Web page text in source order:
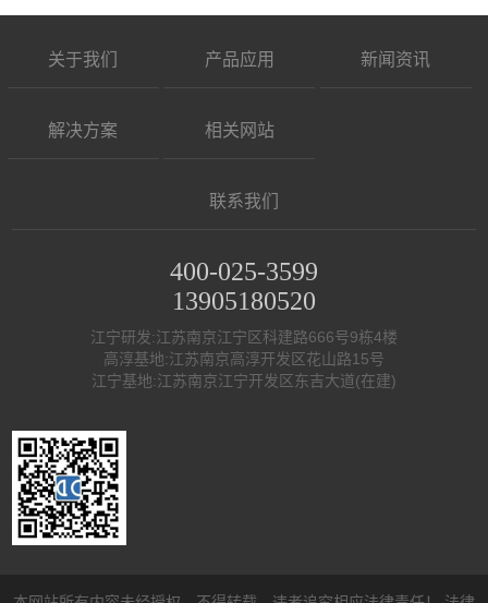
关于我们 产品应用 新闻资讯
解决方案 相关网站
联系我们
400-025-3599
13905180520
江宁研发:江苏南京江宁区科建路666号9栋4楼
高淳基地:江苏南京高淳开发区花山路15号
江宁基地:江苏南京江宁开发区东吉大道(在建)